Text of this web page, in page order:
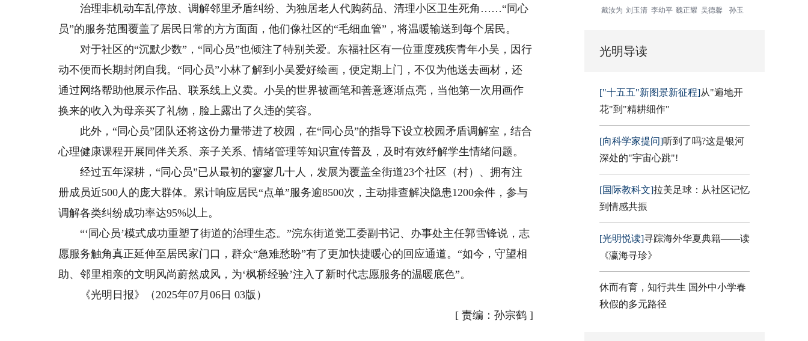
治理非机动车乱停放、调解邻里矛盾纠纷、为独居老人代购药品、清理小区卫生死角……“同心
员”的服务范围覆盖了居民日常的方方面面，他们像社区的“毛细血管”，将温暖输送到每个居民。
对于社区的“沉默少数”，“同心员”也倾注了特别关爱。东福社区有一位重度残疾青年小吴，因行
动不便而长期封闭自我。“同心员”小林了解到小吴爱好绘画，便定期上门，不仅为他送去画材，还
通过网络帮助他展示作品、联系线上义卖。小吴的世界被画笔和善意逐渐点亮，当他第一次用画作
换来的收入为母亲买了礼物，脸上露出了久违的笑容。
此外，“同心员”团队还将这份力量带进了校园，在“同心员”的指导下设立校园矛盾调解室，结合
心理健康课程开展同伴关系、亲子关系、情绪管理等知识宣传普及，及时有效纾解学生情绪问题。
经过五年深耕，“同心员”已从最初的寥寥几十人，发展为覆盖全街道23个社区（村）、拥有注
册成员近500人的庞大群体。累计响应居民“点单”服务逾8500次，主动排查解决隐患1200余件，参与
调解各类纠纷成功率达95%以上。
“‘同心员’模式成功重塑了街道的治理生态。”浣东街道党工委副书记、办事处主任郭雪锋说，志
愿服务触角真正延伸至居民家门口，群众“急难愁盼”有了更加快捷暖心的回应通道。“如今，守望相
助、邻里相亲的文明风尚蔚然成风，为‘枫桥经验’注入了新时代志愿服务的温暖底色”。
《光明日报》（2025年07月06日 03版）
[ 责编：孙宗鹤]
戴汝为 刘玉清 李幼平 魏正耀 吴德馨 孙玉
光明导读
["十五五"新图景新征程]从"遍地开
花"到"精耕细作"
[向科学家提问]听到了吗?这是银河
深处的"宇宙心跳"!
[国际教科文]拉美足球：从社区记忆
到情感共振
[光明悦读]寻踪海外华夏典籍——读
《瀛海寻珍》
休而有育，知行共生 国外中小学春
秋假的多元路径